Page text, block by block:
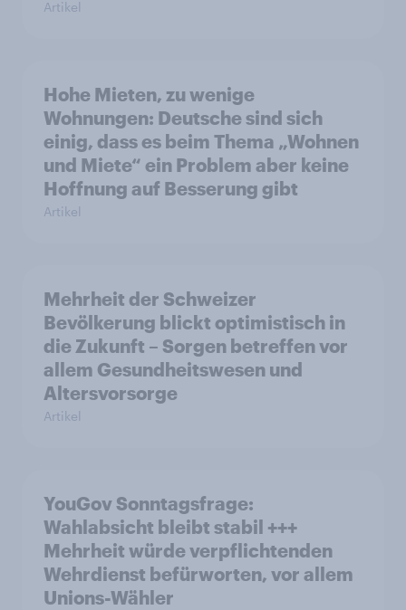
Artikel
Hohe Mieten, zu wenige
Wohnungen: Deutsche sind sich
einig, dass es beim Thema „Wohnen
und Miete“ ein Problem aber keine
Hoffnung auf Besserung gibt
Artikel
Mehrheit der Schweizer
Bevölkerung blickt optimistisch in
die Zukunft – Sorgen betreffen vor
allem Gesundheitswesen und
Altersvorsorge
Artikel
YouGov Sonntagsfrage:
Wahlabsicht bleibt stabil +++
Mehrheit würde verpflichtenden
Wehrdienst befürworten, vor allem
Unions-Wähler